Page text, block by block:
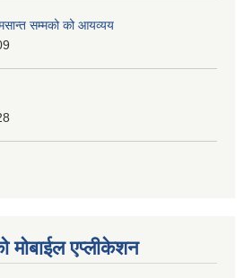
सम्मको को आयव्यय
मोबाईल एप्लीकेशन